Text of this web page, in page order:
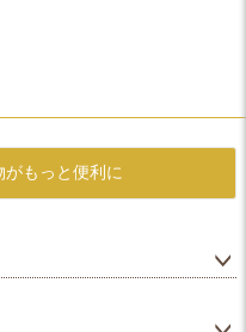
がもっと便利に